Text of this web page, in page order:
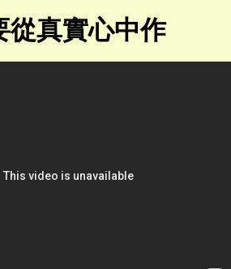
從真實心中作